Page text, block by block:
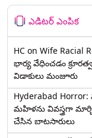
ఎడిటర్ ఎంపిక
HC on Wife Racial
భార్య వేధించ‌డం
విడాకులు మంజూరు
Hyderabad
మహిళను వివస్త్రగా
చేసిన బాటసారులు